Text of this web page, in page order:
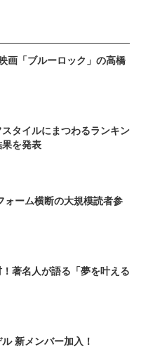
画「ブルーロック」の高橋
タイルにまつわるランキン
を発表
ォーム横断の大規模読者参
著名人が語る「夢を叶える
新メンバー加入！